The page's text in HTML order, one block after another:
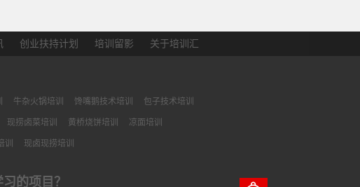
创业扶持计划 培训留影 关于培训汇
牛杂火锅培训 馋嘴鹅技术培训 包子技术培训
现捞卤菜培训 黄桥烧饼培训 凉面培训
训 现卤现捞培训
的项目？